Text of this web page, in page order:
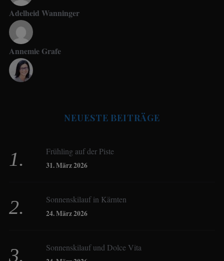
Adelheid Wanninger
Annemie Grafe
Birgit Werner
Christoph Schrahe
NEUESTE BEITRÄGE
Frühling auf der Piste
31. März 2026
Sonnenskilauf in Kärnten
24. März 2026
Sonnenskilauf und Dolce Vita